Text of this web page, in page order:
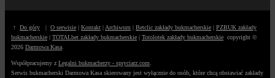
↑ Do góry | O serwisie | Kontakt | Archiwum | Betclic zakłady bukmacherskie | PZBUK zakłady
bukmacherskie | TOTALbet zakłady bukmacherskie | Totolotek zakłady bukmacherskie copyright ©
2026 Darmowa Kasa
Współpracujemy z Legalni bukmacherzy - spryciarz.com
Serwis bukmacherski Darmowa Kasa skierowany jest wyłącznie do osób, które chcą obstawiać zakłady